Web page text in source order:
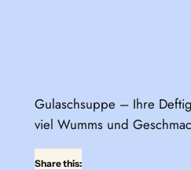
Gulaschsuppe – Ihre
viel Wumms und
Share this: